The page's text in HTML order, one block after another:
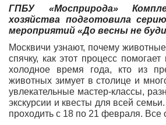
ГПБУ «Мосприрода»
хозяйства подготовила
мероприятий «До весны не
Москвичи узнают, почему
спячку, как этот процесс
холодное время года, кто из
животных зимует в столице и
увлекательные мастер-классы,
экскурсии и квесты для всей
проходить с 18 по 21 февраля. Все